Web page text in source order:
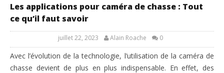
Les applications pour caméra de chasse : Tout
ce qu’il faut savoir
juillet 22, 2023 Alain Roache 0
Avec l’évolution de la technologie, l’utilisation de la caméra de
chasse devient de plus en plus indispensable. En effet, des